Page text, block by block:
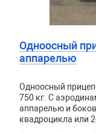
Одноосный
аппарелью
Одноосный
750 кг. С
аппарелью и
квадроцикла или